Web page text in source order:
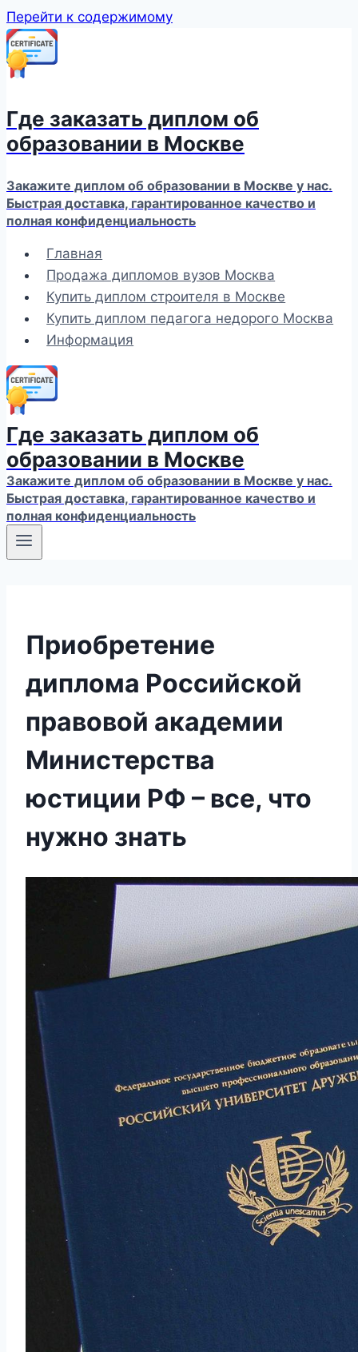
Перейти к содержимому
Где заказать диплом об
образовании в Москве
Закажите диплом об образовании в Москве у нас.
Быстрая доставка, гарантированное качество и
полная конфиденциальность
Главная
Продажа дипломов вузов Москва
Купить диплом строителя в Москве
Купить диплом педагога недорого Москва
Информация
Где заказать диплом об
образовании в Москве
Закажите диплом об образовании в Москве у нас.
Быстрая доставка, гарантированное качество и
полная конфиденциальность
Приобретение
диплома Российской
правовой академии
Министерства
юстиции РФ – все, что
нужно знать